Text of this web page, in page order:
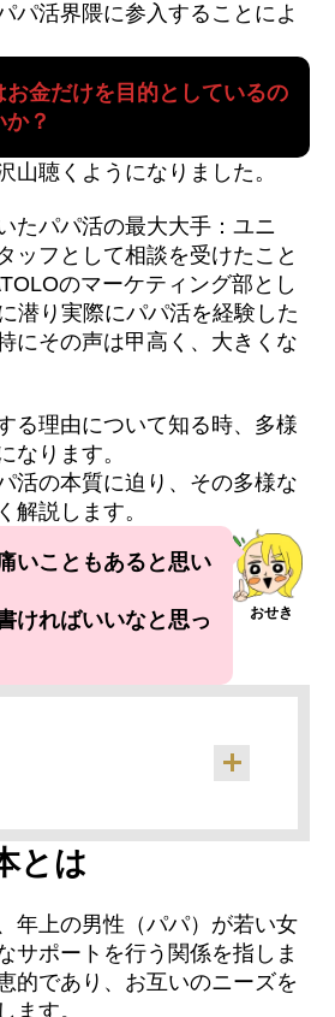
パ活界隈に参入することによ
お金だけを目的としているの
？
山聴くようになりました。
たパパ活の最大大手：ユニ
ッフとして相談を受けたこと
のマーケティング部とし
潜り実際にパパ活を経験した
にその声は甲高く、大きくな
る理由について知る時、多様
なります。
活の本質に迫り、その多様な
解説します。
おせき
いこともあると思い
ければいいなと思っ
が基本
する世間の目
ても一部の人が気に病む原因
値があることを知ってもらう
とは
年上の男性（パパ）が若い女
サポートを行う関係を指しま
的であり、お互いのニーズを
ます。